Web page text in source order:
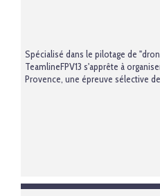
Spécialisé dans le pilotage de
TeamlineFPV13 s'apprête à
Provence, une épreuve sélective